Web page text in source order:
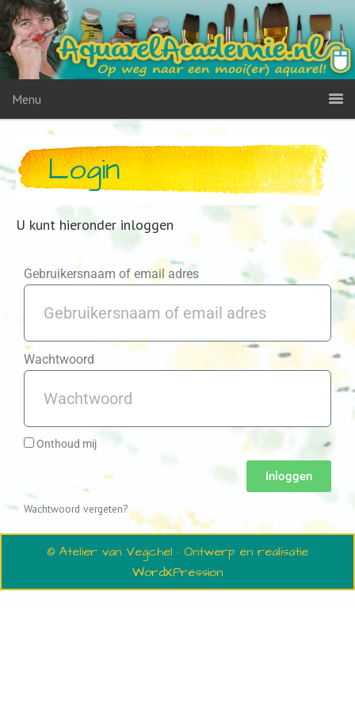
Menu
Login
U kunt hieronder inloggen
Gebruikersnaam of email adres
Wachtwoord
Onthoud mij
Inloggen
Wachtwoord vergeten?
© Atelier van Vegchel · Ontwerp en realisatie
WordXPression